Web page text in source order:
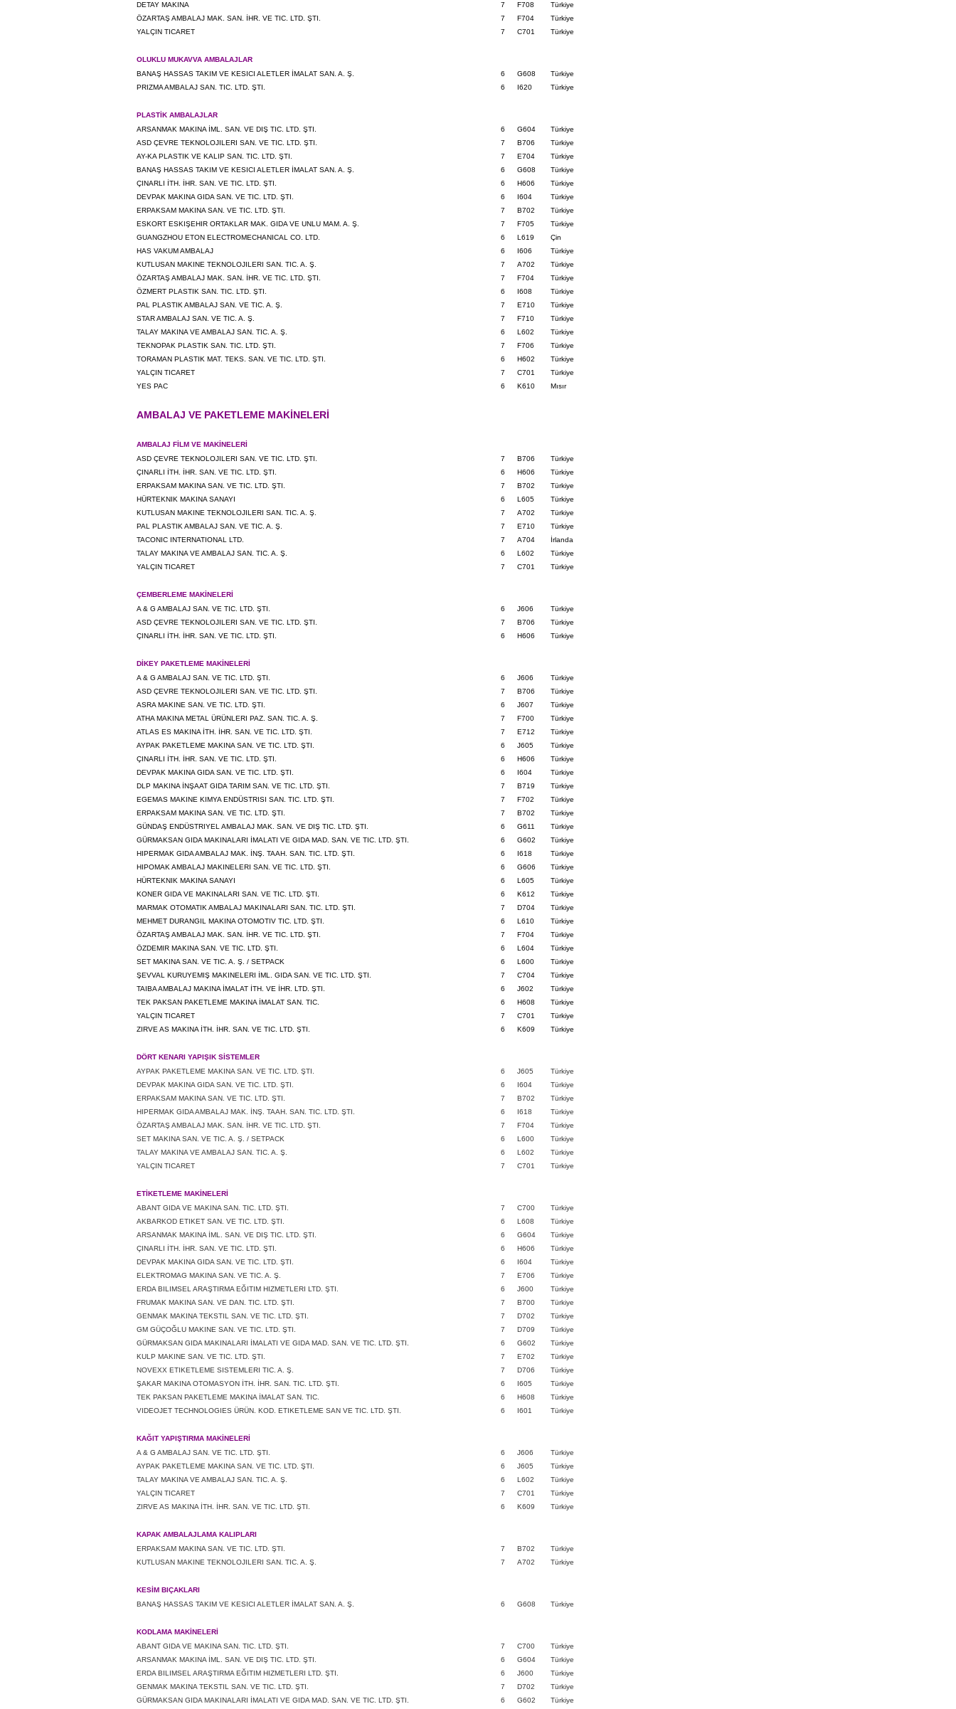
DETAY MAKINA
7 F708
Türkiye
ÖZARTAŞ AMBALAJ MAK. SAN. İHR. VE TIC. LTD. ŞTI.
7 F704
Türkiye
YALÇIN TICARET
7 C701 Türkiye
OLUKLU MUKAVVA AMBALAJLAR
BANAŞ HASSAS TAKIM VE KESICI ALETLER İMALAT SAN. A. Ş.
6 G608
Türkiye
PRIZMA AMBALAJ SAN. TIC. LTD. ŞTI.
6 I620 Türkiye
PLASTİK AMBALAJLAR
ARSANMAK MAKINA İML. SAN. VE DIŞ TIC. LTD. ŞTI.
6 G604
Türkiye
ASD ÇEVRE TEKNOLOJILERI SAN. VE TIC. LTD. ŞTI.
7 B706
Türkiye
AY-KA PLASTIK VE KALIP SAN. TIC. LTD. ŞTI.
7 E704
Türkiye
BANAŞ HASSAS TAKIM VE KESICI ALETLER İMALAT SAN. A. Ş.
6 G608
Türkiye
ÇINARLI İTH. İHR. SAN. VE TIC. LTD. ŞTI.
6 H606
Türkiye
DEVPAK MAKINA GIDA SAN. VE TIC. LTD. ŞTI.
6 I604
Türkiye
ERPAKSAM MAKINA SAN. VE TIC. LTD. ŞTI.
7 B702
Türkiye
ESKORT ESKIŞEHIR ORTAKLAR MAK. GIDA VE UNLU MAM. A. Ş.
7 F705
Türkiye
GUANGZHOU ETON ELECTROMECHANICAL CO. LTD.
6 L619
Çin
HAS VAKUM AMBALAJ
6 I606
Türkiye
KUTLUSAN MAKINE TEKNOLOJILERI SAN. TIC. A. Ş.
7 A702
Türkiye
ÖZARTAŞ AMBALAJ MAK. SAN. İHR. VE TIC. LTD. ŞTI.
7 F704
Türkiye
ÖZMERT PLASTIK SAN. TIC. LTD. ŞTI.
6 I608
Türkiye
PAL PLASTIK AMBALAJ SAN. VE TIC. A. Ş.
7 E710
Türkiye
STAR AMBALAJ SAN. VE TIC. A. Ş.
7 F710
Türkiye
TALAY MAKINA VE AMBALAJ SAN. TIC. A. Ş.
6 L602
Türkiye
TEKNOPAK PLASTIK SAN. TIC. LTD. ŞTI.
7 F706
Türkiye
TORAMAN PLASTIK MAT. TEKS. SAN. VE TIC. LTD. ŞTI.
6 H602
Türkiye
YALÇIN TICARET
7 C701
Türkiye
YES PAC
6 K610 Mısır
AMBALAJ VE PAKETLEME MAKİNELERİ
AMBALAJ FİLM VE MAKİNELERİ
ASD ÇEVRE TEKNOLOJILERI SAN. VE TIC. LTD. ŞTI.
7 B706
Türkiye
ÇINARLI İTH. İHR. SAN. VE TIC. LTD. ŞTI.
6 H606
Türkiye
ERPAKSAM MAKINA SAN. VE TIC. LTD. ŞTI.
7 B702
Türkiye
HÜRTEKNIK MAKINA SANAYI
6 L605
Türkiye
KUTLUSAN MAKINE TEKNOLOJILERI SAN. TIC. A. Ş.
7 A702
Türkiye
PAL PLASTIK AMBALAJ SAN. VE TIC. A. Ş.
7 E710
Türkiye
TACONIC INTERNATIONAL LTD.
7 A704
İrlanda
TALAY MAKINA VE AMBALAJ SAN. TIC. A. Ş.
6 L602
Türkiye
YALÇIN TICARET
7 C701 Türkiye
ÇEMBERLEME MAKİNELERİ
A & G AMBALAJ SAN. VE TIC. LTD. ŞTI.
6 J606
Türkiye
ASD ÇEVRE TEKNOLOJILERI SAN. VE TIC. LTD. ŞTI.
7 B706
Türkiye
ÇINARLI İTH. İHR. SAN. VE TIC. LTD. ŞTI.
6 H606 Türkiye
DİKEY PAKETLEME MAKİNELERİ
A & G AMBALAJ SAN. VE TIC. LTD. ŞTI.
6 J606
Türkiye
ASD ÇEVRE TEKNOLOJILERI SAN. VE TIC. LTD. ŞTI.
7 B706
Türkiye
ASRA MAKINE SAN. VE TIC. LTD. ŞTI.
6 J607
Türkiye
ATHA MAKINA METAL ÜRÜNLERI PAZ. SAN. TIC. A. Ş.
7 F700
Türkiye
ATLAS ES MAKINA İTH. İHR. SAN. VE TIC. LTD. ŞTI.
7 E712
Türkiye
AYPAK PAKETLEME MAKINA SAN. VE TIC. LTD. ŞTI.
6 J605
Türkiye
ÇINARLI İTH. İHR. SAN. VE TIC. LTD. ŞTI.
6 H606
Türkiye
DEVPAK MAKINA GIDA SAN. VE TIC. LTD. ŞTI.
6 I604
Türkiye
DLP MAKINA İNŞAAT GIDA TARIM SAN. VE TIC. LTD. ŞTI.
7 B719
Türkiye
EGEMAS MAKINE KIMYA ENDÜSTRISI SAN. TIC. LTD. ŞTI.
7 F702
Türkiye
ERPAKSAM MAKINA SAN. VE TIC. LTD. ŞTI.
7 B702
Türkiye
GÜNDAŞ ENDÜSTRIYEL AMBALAJ MAK. SAN. VE DIŞ TIC. LTD. ŞTI.
6 G611
Türkiye
GÜRMAKSAN GIDA MAKINALARI İMALATI VE GIDA MAD. SAN. VE TIC. LTD. ŞTI.
6 G602
Türkiye
HIPERMAK GIDA AMBALAJ MAK. İNŞ. TAAH. SAN. TIC. LTD. ŞTI.
6 I618
Türkiye
HIPOMAK AMBALAJ MAKINELERI SAN. VE TIC. LTD. ŞTI.
6 G606
Türkiye
HÜRTEKNIK MAKINA SANAYI
6 L605
Türkiye
KONER GIDA VE MAKINALARI SAN. VE TIC. LTD. ŞTI.
6 K612
Türkiye
MARMAK OTOMATIK AMBALAJ MAKINALARI SAN. TIC. LTD. ŞTI.
7 D704
Türkiye
MEHMET DURANGIL MAKINA OTOMOTIV TIC. LTD. ŞTI.
6 L610
Türkiye
ÖZARTAŞ AMBALAJ MAK. SAN. İHR. VE TIC. LTD. ŞTI.
7 F704
Türkiye
ÖZDEMIR MAKINA SAN. VE TIC. LTD. ŞTI.
6 L604
Türkiye
SET MAKINA SAN. VE TIC. A. Ş. / SETPACK
6 L600
Türkiye
ŞEVVAL KURUYEMIŞ MAKINELERI İML. GIDA SAN. VE TIC. LTD. ŞTI.
7 C704
Türkiye
TAIBA AMBALAJ MAKINA İMALAT İTH. VE İHR. LTD. ŞTI.
6 J602
Türkiye
TEK PAKSAN PAKETLEME MAKINA İMALAT SAN. TIC.
6 H608
Türkiye
YALÇIN TICARET
7 C701
Türkiye
ZIRVE AS MAKINA İTH. İHR. SAN. VE TIC. LTD. ŞTI.
6 K609 Türkiye
DÖRT KENARI YAPIŞIK SİSTEMLER
AYPAK PAKETLEME MAKINA SAN. VE TIC. LTD. ŞTI.
6 J605
Türkiye
DEVPAK MAKINA GIDA SAN. VE TIC. LTD. ŞTI.
6 I604
Türkiye
ERPAKSAM MAKINA SAN. VE TIC. LTD. ŞTI.
7 B702
Türkiye
HIPERMAK GIDA AMBALAJ MAK. İNŞ. TAAH. SAN. TIC. LTD. ŞTI.
6 I618
Türkiye
ÖZARTAŞ AMBALAJ MAK. SAN. İHR. VE TIC. LTD. ŞTI.
7 F704
Türkiye
SET MAKINA SAN. VE TIC. A. Ş. / SETPACK
6 L600
Türkiye
TALAY MAKINA VE AMBALAJ SAN. TIC. A. Ş.
6 L602
Türkiye
YALÇIN TICARET
7 C701 Türkiye
ETİKETLEME MAKİNELERİ
ABANT GIDA VE MAKINA SAN. TIC. LTD. ŞTI.
7 C700
Türkiye
AKBARKOD ETIKET SAN. VE TIC. LTD. ŞTI.
6 L608
Türkiye
ARSANMAK MAKINA İML. SAN. VE DIŞ TIC. LTD. ŞTI.
6 G604
Türkiye
ÇINARLI İTH. İHR. SAN. VE TIC. LTD. ŞTI.
6 H606
Türkiye
DEVPAK MAKINA GIDA SAN. VE TIC. LTD. ŞTI.
6 I604
Türkiye
ELEKTROMAG MAKINA SAN. VE TIC. A. Ş.
7 E706
Türkiye
ERDA BILIMSEL ARAŞTIRMA EĞITIM HIZMETLERI LTD. ŞTI.
6 J600
Türkiye
FRUMAK MAKINA SAN. VE DAN. TIC. LTD. ŞTI.
7 B700
Türkiye
GENMAK MAKINA TEKSTIL SAN. VE TIC. LTD. ŞTI.
7 D702
Türkiye
GM GÜÇOĞLU MAKINE SAN. VE TIC. LTD. ŞTI.
7 D709
Türkiye
GÜRMAKSAN GIDA MAKINALARI İMALATI VE GIDA MAD. SAN. VE TIC. LTD. ŞTI.
6 G602
Türkiye
KULP MAKINE SAN. VE TIC. LTD. ŞTI.
7 E702
Türkiye
NOVEXX ETIKETLEME SISTEMLERI TIC. A. Ş.
7 D706
Türkiye
ŞAKAR MAKINA OTOMASYON İTH. İHR. SAN. TIC. LTD. ŞTI.
6 I605
Türkiye
TEK PAKSAN PAKETLEME MAKINA İMALAT SAN. TIC.
6 H608
Türkiye
VIDEOJET TECHNOLOGIES ÜRÜN. KOD. ETIKETLEME SAN VE TIC. LTD. ŞTI.
6 I601 Türkiye
KAĞIT YAPIŞTIRMA MAKİNELERİ
A & G AMBALAJ SAN. VE TIC. LTD. ŞTI.
6 J606
Türkiye
AYPAK PAKETLEME MAKINA SAN. VE TIC. LTD. ŞTI.
6 J605
Türkiye
TALAY MAKINA VE AMBALAJ SAN. TIC. A. Ş.
6 L602
Türkiye
YALÇIN TICARET
7 C701
Türkiye
ZIRVE AS MAKINA İTH. İHR. SAN. VE TIC. LTD. ŞTI.
6 K609 Türkiye
KAPAK AMBALAJLAMA KALIPLARI
ERPAKSAM MAKINA SAN. VE TIC. LTD. ŞTI.
7 B702
Türkiye
KUTLUSAN MAKINE TEKNOLOJILERI SAN. TIC. A. Ş.
7 A702 Türkiye
KESİM BIÇAKLARI
BANAŞ HASSAS TAKIM VE KESICI ALETLER İMALAT SAN. A. Ş.
6 G608 Türkiye
KODLAMA MAKİNELERİ
ABANT GIDA VE MAKINA SAN. TIC. LTD. ŞTI.
7 C700
Türkiye
ARSANMAK MAKINA İML. SAN. VE DIŞ TIC. LTD. ŞTI.
6 G604
Türkiye
ERDA BILIMSEL ARAŞTIRMA EĞITIM HIZMETLERI LTD. ŞTI.
6 J600
Türkiye
GENMAK MAKINA TEKSTIL SAN. VE TIC. LTD. ŞTI.
7 D702
Türkiye
GÜRMAKSAN GIDA MAKINALARI İMALATI VE GIDA MAD. SAN. VE TIC. LTD. ŞTI.
6 G602 Türkiye